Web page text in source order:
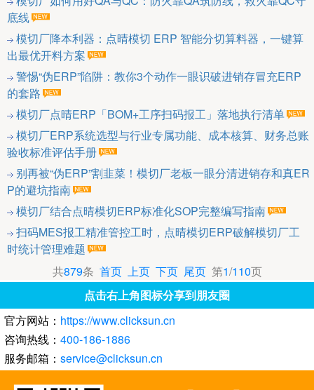
底线
模切厂降本利器：点晴模切 ERP 智能分切算料器，一键算
出最优开料方案
警惕“伪ERP”陷阱：教你3个动作一眼识破进销存冒充ERP
的套路
模切厂点晴ERP「BOM+工序扫码报工」落地执行清单
模切厂ERP系统选型与行业专属功能、成本核算、财务总账
验收标准评估手册
别再被“伪ERP”割韭菜！模切厂老板一眼分清进销存和真ER
P的避坑指南
模切厂结合点晴模切ERP标准化SOP完整编写指南
扫码MES报工精准管控工时，点晴模切ERP破解模切厂工
时统计管理难题
共879条 首页 上页 下页 尾页第1/110页
点击右上角图标分享到朋友圈
官方网站： https://www.clicksun.cn
咨询热线： 400-186-1886
服务邮箱： service@clicksun.cn